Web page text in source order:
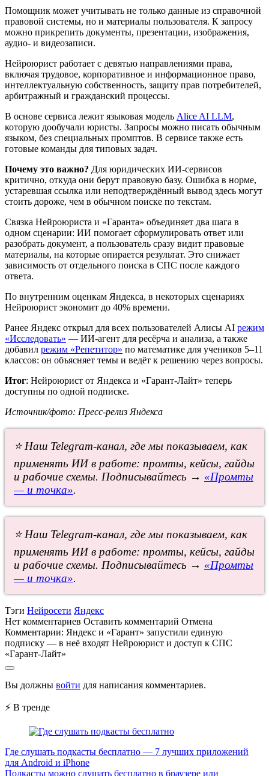
Помощник может учитывать не только данные из справочной
правовой системы, но и материалы пользователя. К запросу
можно прикрепить документы, презентации, изображения,
аудио- и видеозаписи.
Нейроюрист работает с девятью направлениями права,
включая трудовое, корпоративное и информационное право,
интеллектуальную собственность, защиту прав потребителей,
арбитражный и гражданский процессы.
В основе сервиса лежит языковая модель Alice AI LLM,
которую дообучали юристы. Запросы можно писать обычным
языком, без специальных промптов. В сервисе также есть
готовые команды для типовых задач.
Почему это важно? Для юридических ИИ-сервисов
критично, откуда они берут правовую базу. Ошибка в норме,
устаревшая ссылка или неподтверждённый вывод здесь могут
стоить дороже, чем в обычном поиске по текстам.
Связка Нейроюриста и «Гаранта» объединяет два шага в
одном сценарии: ИИ помогает сформулировать ответ или
разобрать документ, а пользователь сразу видит правовые
материалы, на которые опирается результат. Это снижает
зависимость от отдельного поиска в СПС после каждого
ответа.
По внутренним оценкам Яндекса, в некоторых сценариях
Нейроюрист экономит до 40% времени.
Ранее Яндекс открыл для всех пользователей Алисы AI режим
«Исследовать» — ИИ-агент для ресёрча и анализа, а также
добавил режим «Репетитор» по математике для учеников 5–11
классов: он объясняет темы и ведёт к решению через вопросы.
Итог: Нейроюрист от Яндекса и «Гарант-Лайт» теперь
доступны по одной подписке.
Источник/фото: Пресс-релиз Яндекса
⭐ Наш Telegram-канал, где мы показываем, как
применять ИИ в работе: промты, кейсы, гайды
и рабочие схемы. Подписывайтесь → «Промты
— и точка».
⭐ Наш Telegram-канал, где мы показываем, как
применять ИИ в работе: промты, кейсы, гайды
и рабочие схемы. Подписывайтесь → «Промты
— и точка».
Тэги Нейросети Яндекс
Нет комментариев Оставить комментарий Отмена
Комментарии: Яндекс и «Гарант» запустили единую
подписку — в неё входят Нейроюрист и доступ к СПС
«Гарант-Лайт»
Вы должны войти для написания комментариев.
⚡ В тренде
Где слушать подкасты бесплатно — 7 лучших приложений
для Android и iPhone
Подкасты можно слушать бесплатно в браузере или